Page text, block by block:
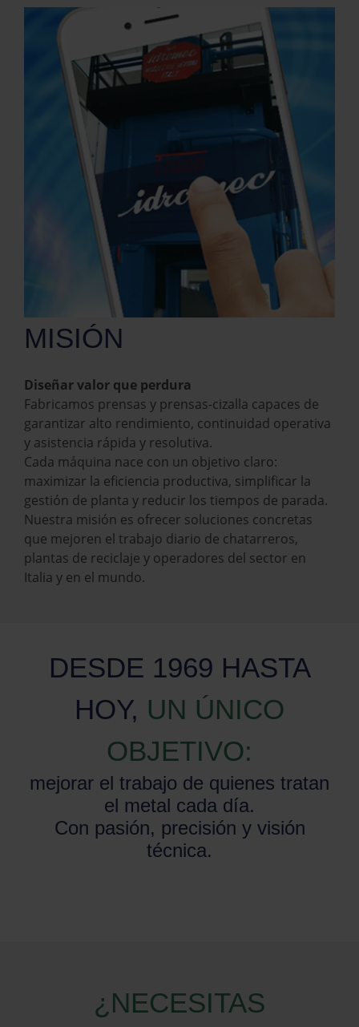
MISIÓN
Diseñar valor que perdura
Fabricamos prensas y prensas-cizalla capaces de
garantizar alto rendimiento, continuidad operativa
y asistencia rápida y resolutiva.
Cada máquina nace con un objetivo claro:
maximizar la eficiencia productiva, simplificar la
gestión de planta y reducir los tiempos de parada.
Nuestra misión es ofrecer soluciones concretas
que mejoren el trabajo diario de chatarreros,
plantas de reciclaje y operadores del sector en
Italia y en el mundo.
DESDE 1969 HASTA
HOY, UN ÚNICO
OBJETIVO:
mejorar el trabajo de quienes tratan
el metal cada día.
Con pasión, precisión y visión
técnica.
¿NECESITAS